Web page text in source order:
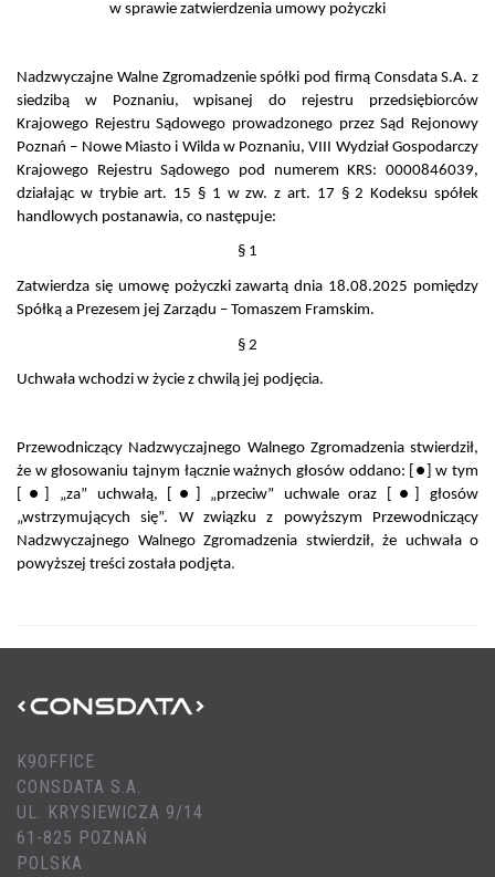
w sprawie zatwierdzenia umowy pożyczki
Nadzwyczajne Walne Zgromadzenie spółki pod firmą Consdata S.A. z
siedzibą w Poznaniu, wpisanej do rejestru przedsiębiorców
Krajowego Rejestru Sądowego prowadzonego przez Sąd Rejonowy
Poznań – Nowe Miasto i Wilda w Poznaniu, VIII Wydział Gospodarczy
Krajowego Rejestru Sądowego pod numerem KRS: 0000846039,
działając w trybie art. 15 § 1 w zw. z art. 17 § 2 Kodeksu spółek
handlowych postanawia, co następuje:
§ 1
Zatwierdza się umowę pożyczki zawartą dnia 18.08.2025 pomiędzy
Spółką a Prezesem jej Zarządu – Tomaszem Framskim.
§ 2
Uchwała wchodzi w życie z chwilą jej podjęcia.
Przewodniczący Nadzwyczajnego Walnego Zgromadzenia stwierdził,
że w głosowaniu tajnym łącznie ważnych głosów oddano: [●] w tym
[●] „za” uchwałą, [●] „przeciw” uchwale oraz [●] głosów
„wstrzymujących się”. W związku z powyższym Przewodniczący
Nadzwyczajnego Walnego Zgromadzenia stwierdził, że uchwała o
powyższej treści została podjęta.
K9OFFICE
CONSDATA S.A.
UL. KRYSIEWICZA 9/14
61-825 POZNAŃ
POLSKA